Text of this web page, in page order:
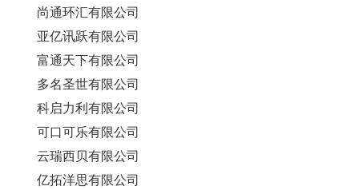
尚通环汇有限公司
亚亿讯跃有限公司
富通天下有限公司
多名圣世有限公司
科启力利有限公司
可口可乐有限公司
云瑞西贝有限公司
亿拓洋思有限公司